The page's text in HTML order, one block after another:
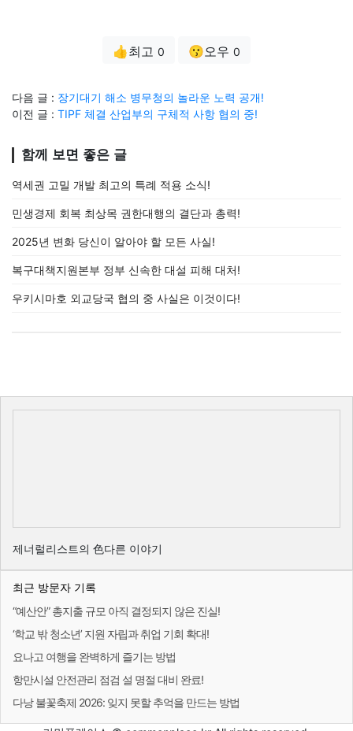
👍최고 0 😗오우 0
다음 글 : 장기대기 해소 병무청의 놀라운 노력 공개!
이전 글 : TIPF 체결 산업부의 구체적 사항 협의 중!
함께 보면 좋은 글
역세권 고밀 개발 최고의 특례 적용 소식!
민생경제 회복 최상목 권한대행의 결단과 총력!
2025년 변화 당신이 알아야 할 모든 사실!
복구대책지원본부 정부 신속한 대설 피해 대처!
우키시마호 외교당국 협의 중 사실은 이것이다!
제너럴리스트의 色다른 이야기
최근 방문자 기록
“예산안” 총지출 규모 아직 결정되지 않은 진실!
‘학교 밖 청소년’ 지원 자립과 취업 기회 확대!
요나고 여행을 완벽하게 즐기는 방법
항만시설 안전관리 점검 설 명절 대비 완료!
다낭 불꽃축제 2026: 잊지 못할 추억을 만드는 방법